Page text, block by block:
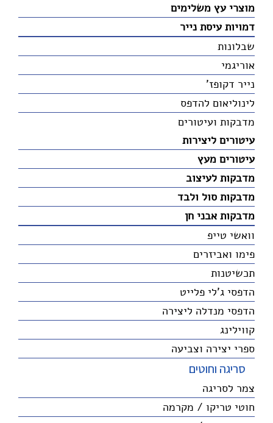
מוצרי עץ משלימים
דמויות עיסת נייר
שבלונות
אוריגמי
נייר דקופז'
לינוליאום להדפס
מדבקות ועיטורים
עיטורים ליצירות
עיטורים מעץ
מדבקות לעיצוב
מדבקות סול ולבד
מדבקות אבני חן
וואשי טייפ
פימו ואביזרים
תכשיטנות
הדפסי ג'לי פלייט
הדפסי מנדלה ליצירה
קווילינג
ספרי יצירה וצביעה
סריגה וחוטים
צמר לסריגה
חוטי טריקו / מקרמה